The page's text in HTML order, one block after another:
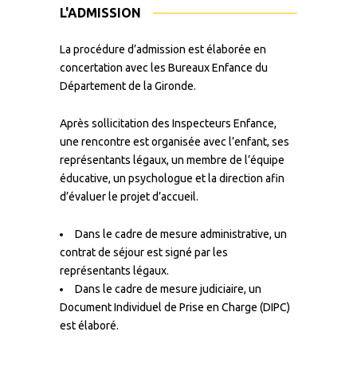
L'ADMISSION
La procédure d’admission est élaborée en
concertation avec les Bureaux Enfance du
Département de la Gironde.
Après sollicitation des Inspecteurs Enfance,
une rencontre est organisée avec l’enfant, ses
représentants légaux, un membre de l’équipe
éducative, un psychologue et la direction afin
d’évaluer le projet d’accueil.
Dans le cadre de mesure administrative, un
contrat de séjour est signé par les
représentants légaux.
Dans le cadre de mesure judiciaire, un
Document Individuel de Prise en Charge (DIPC)
est élaboré.